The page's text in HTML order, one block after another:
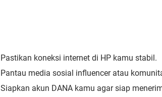
Pastikan koneksi internet di HP kamu stabil.
Pantau media sosial influencer atau
Siapkan akun DANA kamu agar siap